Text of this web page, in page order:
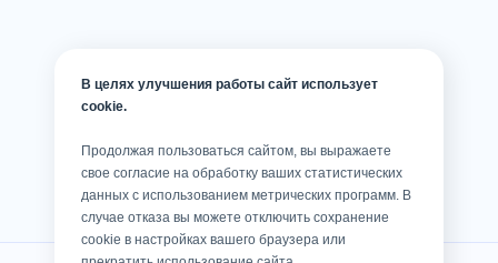
В целях улучшения работы сайт использует
cookie.
Продолжая пользоваться сайтом, вы выражаете
свое согласие на обработку ваших статистических
данных с использованием метрических программ. В
случае отказа вы можете отключить сохранение
cookie в настройках вашего браузера или